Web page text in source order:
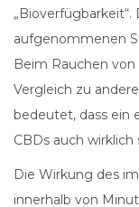
aufgenommenen
Beim Rauchen von
Vergleich zu
bedeutet, dass ein
CBDs auch
Die Wirkung des
innerhalb von